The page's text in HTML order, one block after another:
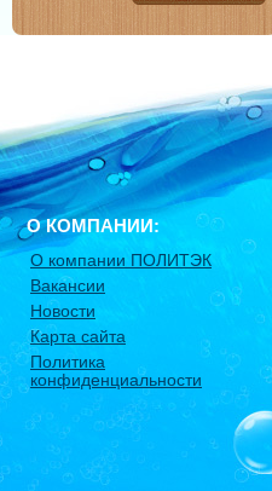
О КОМПАНИИ:
О компании ПОЛИТЭК
Вакансии
Новости
Карта сайта
Политика
конфиденциальности